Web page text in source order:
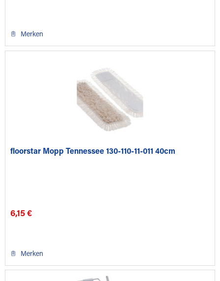
Merken
floorstar Mopp Tennessee 130-110-11-011 40cm
6,15 €
Merken